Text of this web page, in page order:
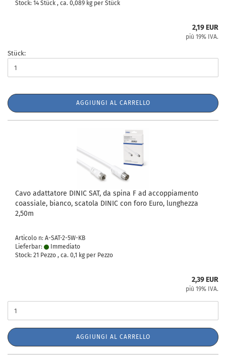
Stock: 14 Stück , ca. 0,089 kg per Stück
2,19 EUR
più 19% IVA.
Stück:
AGGIUNGI AL CARRELLO
Cavo adattatore DINIC SAT, da spina F ad accoppiamento
coassiale, bianco, scatola DINIC con foro Euro, lunghezza
2,50m
Articolo n: A-SAT-2-5W-KB
Lieferbar:
Immediato
Stock: 21 Pezzo , ca. 0,1 kg per Pezzo
2,39 EUR
più 19% IVA.
AGGIUNGI AL CARRELLO